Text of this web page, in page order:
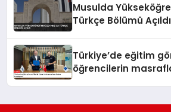
Musulda
Türkçe Bölümü Açıldı
Türkiye’de eğitim
öğrencilerin